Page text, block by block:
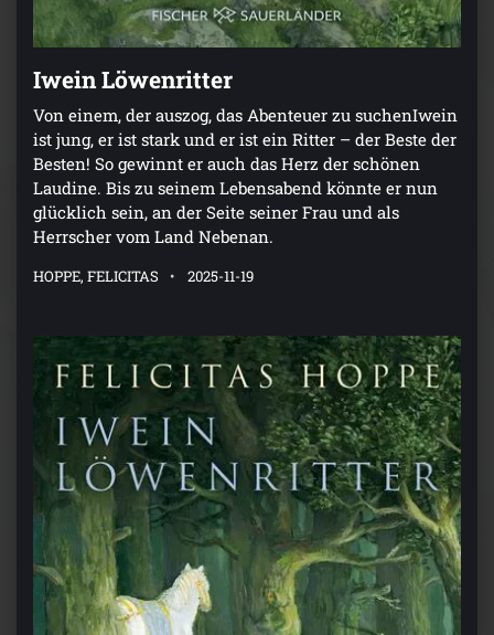
Iwein Löwenritter
Von einem, der auszog, das Abenteuer zu suchenIwein
ist jung, er ist stark und er ist ein Ritter – der Beste der
Besten! So gewinnt er auch das Herz der schönen
Laudine. Bis zu seinem Lebensabend könnte er nun
glücklich sein, an der Seite seiner Frau und als
Herrscher vom Land Nebenan.
HOPPE, FELICITAS 2025-11-19